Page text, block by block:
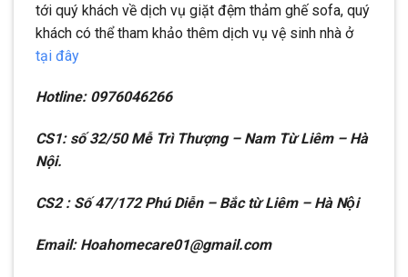
tới quý khách về dịch vụ giặt đệm thảm ghế sofa, quý
khách có thể tham khảo thêm dịch vụ vệ sinh nhà ở
tại đây
Hotline: 0976046266
CS1: số 32/50 Mễ Trì Thượng – Nam Từ Liêm – Hà
Nội.
CS2 : Số 47/172 Phú Diễn – Bắc từ Liêm – Hà Nội
Email: Hoahomecare01@gmail.com